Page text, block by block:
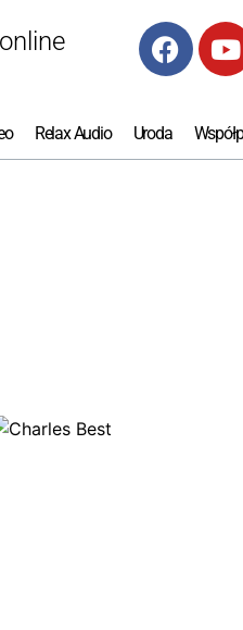
Relax Audio Uroda